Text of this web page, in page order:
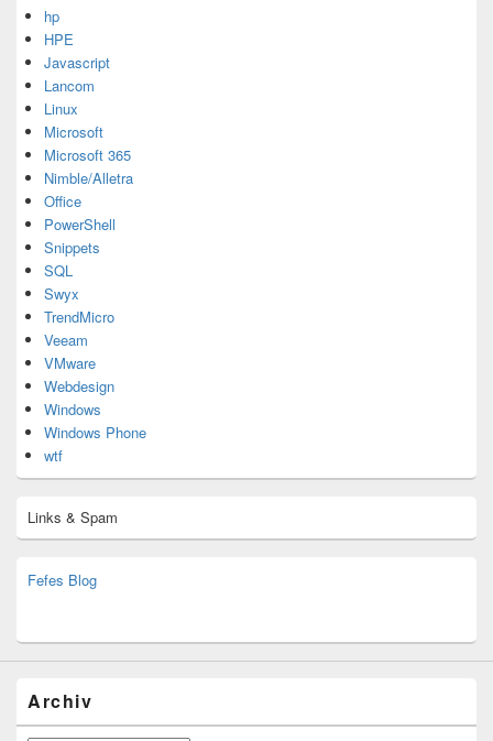
hp
HPE
Javascript
Lancom
Linux
Microsoft
Microsoft 365
Nimble/Alletra
Office
PowerShell
Snippets
SQL
Swyx
TrendMicro
Veeam
VMware
Webdesign
Windows
Windows Phone
wtf
Links & Spam
Fefes Blog
Archiv